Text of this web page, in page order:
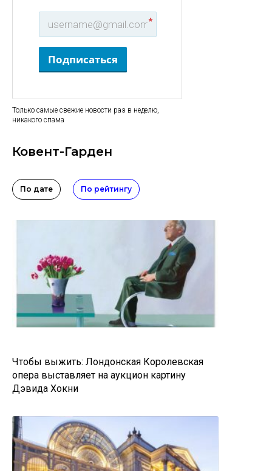
*
Подписаться
Только самые свежие новости раз в неделю,
никакого спама
Ковент-Гарден
По дате По рейтингу
Чтобы выжить: Лондонская Королевская
опера выставляет на аукцион картину
Дэвида Хокни